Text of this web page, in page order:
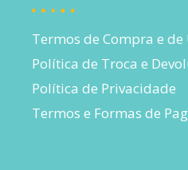
Termos de Compra e de
Política de Troca e
Política de Privacidade
Termos e Formas de